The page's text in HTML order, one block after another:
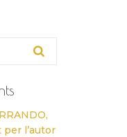
per l’autor